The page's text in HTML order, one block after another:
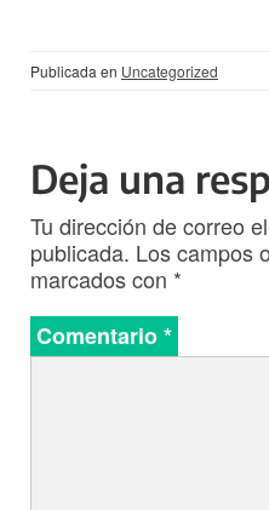
Publicada en Uncategorized
Deja una
Tu dirección de correo
publicada. Los campos
marcados con *
Comentario*